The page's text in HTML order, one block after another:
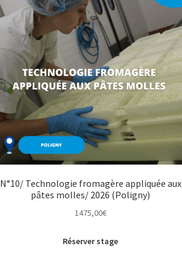
N°10/ Technologie fromagère appliquée aux
pâtes molles/ 2026 (Poligny)
1475,00€
Réserver stage